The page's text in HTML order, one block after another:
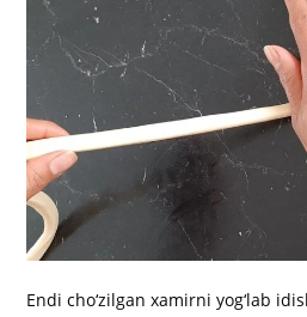
Endi cho‘zilgan xamirni yog‘lab